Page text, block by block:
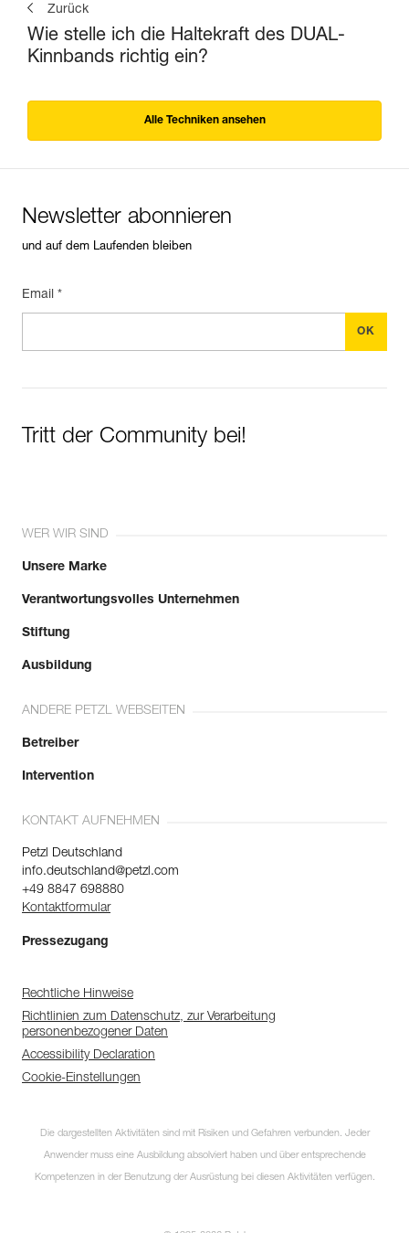
Zurück
Wie stelle ich die Haltekraft des DUAL-
Kinnbands richtig ein?
Alle Techniken ansehen
Newsletter abonnieren
und auf dem Laufenden bleiben
Email *
Tritt der Community bei!
WER WIR SIND
Unsere Marke
Verantwortungsvolles Unternehmen
Stiftung
Ausbildung
ANDERE PETZL WEBSEITEN
Betreiber
Intervention
KONTAKT AUFNEHMEN
Petzl Deutschland
info.deutschland@petzl.com
+49 8847 698880
Kontaktformular
Pressezugang
Rechtliche Hinweise
Richtlinien zum Datenschutz, zur Verarbeitung
personenbezogener Daten
Accessibility Declaration
Cookie-Einstellungen
Die dargestellten Aktivitäten sind mit Risiken und Gefahren verbunden. Jeder
Anwender muss eine Ausbildung absolviert haben und über entsprechende
Kompetenzen in der Benutzung der Ausrüstung bei diesen Aktivitäten verfügen.